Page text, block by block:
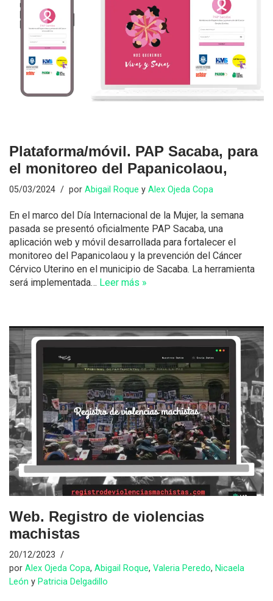
Plataforma/móvil. PAP Sacaba, para
el monitoreo del Papanicolaou,
05/03/2024 por Abigail Roque y Alex Ojeda Copa
En el marco del Día Internacional de la Mujer, la semana
pasada se presentó oficialmente PAP Sacaba, una
aplicación web y móvil desarrollada para fortalecer el
monitoreo del Papanicolaou y la prevención del Cáncer
Cérvico Uterino en el municipio de Sacaba. La herramienta
será implementada… Leer más »
Web. Registro de violencias
machistas
20/12/2023
por Alex Ojeda Copa, Abigail Roque, Valeria Peredo, Nicaela
León y Patricia Delgadillo